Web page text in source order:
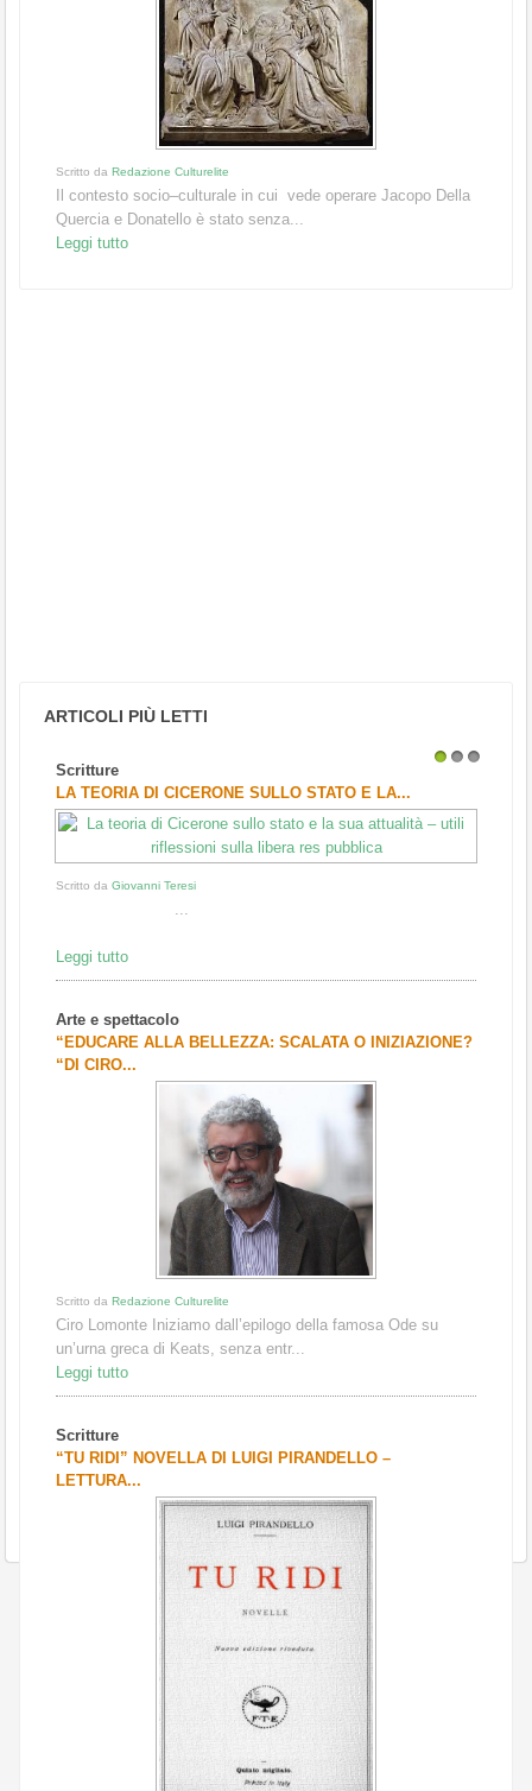
Scritto da Redazione Culturelite
Il contesto socio–culturale in cui vede operare Jacopo Della
Quercia e Donatello è stato senza...
Leggi tutto
ARTICOLI PIÙ LETTI
Scritture
LA TEORIA DI CICERONE SULLO STATO E LA...
Scritto da Giovanni Teresi
...
Leggi tutto
Arte e spettacolo
“EDUCARE ALLA BELLEZZA: SCALATA O INIZIAZIONE?
“DI CIRO...
Scritto da Redazione Culturelite
Ciro Lomonte Iniziamo dall’epilogo della famosa Ode su
un’urna greca di Keats, senza entr...
Leggi tutto
Scritture
“TU RIDI” NOVELLA DI LUIGI PIRANDELLO –
LETTURA...